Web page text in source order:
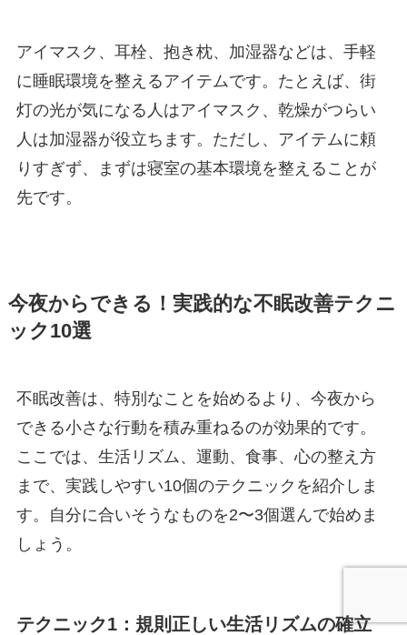
アイマスク、耳栓、抱き枕、加湿器などは、手軽
に睡眠環境を整えるアイテムです。たとえば、街
灯の光が気になる人はアイマスク、乾燥がつらい
人は加湿器が役立ちます。ただし、アイテムに頼
りすぎず、まずは寝室の基本環境を整えることが
先です。
今夜からできる！実践的な不眠改善テクニ
ック10選
不眠改善は、特別なことを始めるより、今夜から
できる小さな行動を積み重ねるのが効果的です。
ここでは、生活リズム、運動、食事、心の整え方
まで、実践しやすい10個のテクニックを紹介しま
す。自分に合いそうなものを2〜3個選んで始めま
しょう。
テクニック1：規則正しい生活リズムの確立